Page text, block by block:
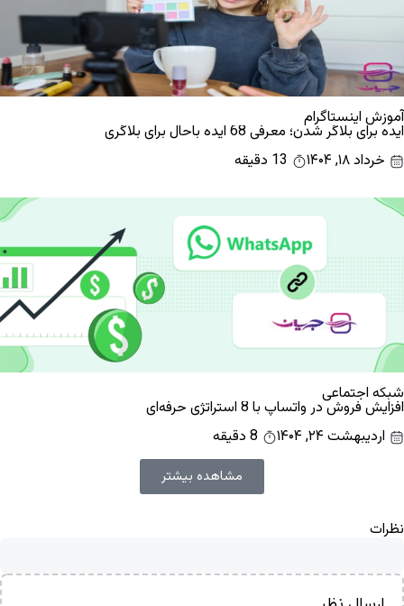
آموزش اینستاگرام
ایده برای بلاگر شدن؛ معرفی 68 ایده باحال برای بلاگری
خرداد ۱۸, ۱۴۰۴
13 دقیقه
شبکه اجتماعی
افزایش فروش در واتساپ با 8 استراتژی حرفه‌ای
اردیبهشت ۲۴, ۱۴۰۴
8 دقیقه
مشاهده بیشتر
نظرات